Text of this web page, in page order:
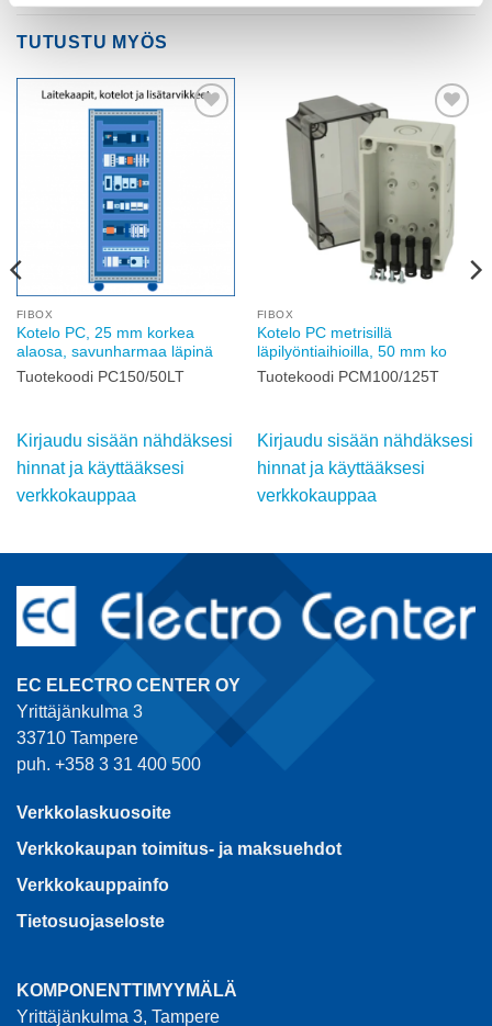
TUTUSTU MYÖS
FIBOX
Kotelo PC, 25 mm korkea
alaosa, savunharmaa läpinä
Tuotekoodi PC150/50LT
Kirjaudu sisään nähdäksesi
hinnat ja käyttääksesi
verkkokauppaa
wishlist
FIBOX
Kotelo PC metrisillä
läpilyöntiaihioilla, 50 mm ko
Tuotekoodi PCM100/125T
Kirjaudu sisään nähdäksesi
hinnat ja käyttääksesi
verkkokauppaa
EC ELECTRO CENTER OY
Yrittäjänkulma 3
33710 Tampere
puh. +358 3 31 400 500
Verkkolaskuosoite
Verkkokaupan toimitus- ja maksuehdot
Verkkokauppainfo
Tietosuojaseloste
KOMPONENTTIMYYMÄLÄ
Yrittäjänkulma 3, Tampere